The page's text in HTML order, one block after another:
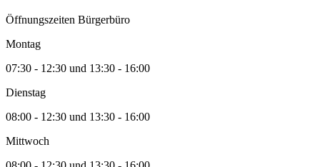
Öffnungszeiten Bürgerbüro
Montag
07:30 - 12:30 und 13:30 - 16:00
Dienstag
08:00 - 12:30 und 13:30 - 16:00
Mittwoch